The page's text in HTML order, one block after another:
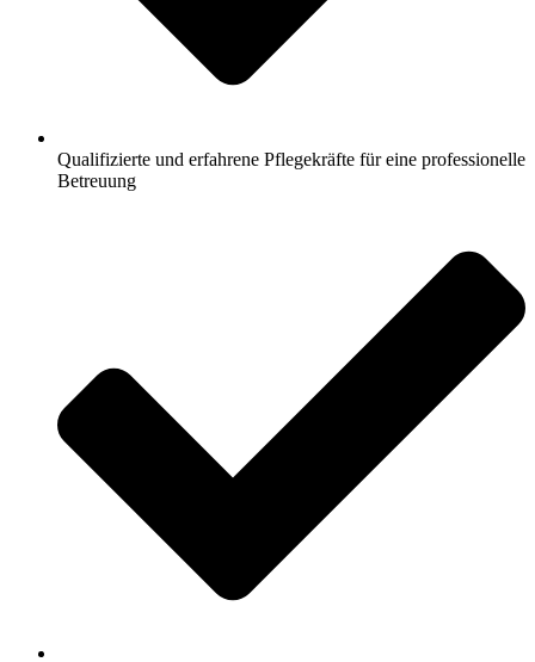
Qualifizierte und erfahrene Pflegekräfte für eine professionelle
Betreuung